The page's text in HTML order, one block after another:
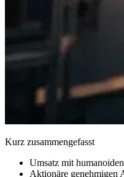
Kurz zusammengefasst
Umsatz mit
Aktionäre genehmigen